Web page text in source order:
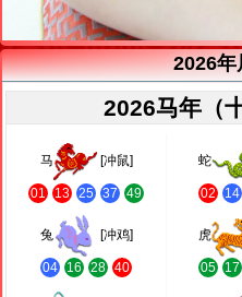
2026年
2026马年（
马 [冲鼠]
01 13 25 37 49
蛇
02 14
兔 [冲鸡]
04 16 28 40
虎
05 17